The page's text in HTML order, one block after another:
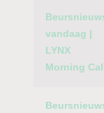
Category
vandaag |
LYNX
Morning